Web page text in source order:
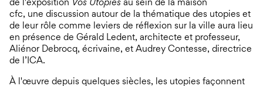
cfc, une discussion autour de la thématique des utopies et
de leur rôle comme leviers de réflexion sur la ville aura lieu
en présence de Gérald Ledent, architecte et professeur,
Aliénor Debrocq, écrivaine, et Audrey Contesse, directrice
de l’ICA.
À l'œuvre depuis quelques siècles, les utopies façonnent